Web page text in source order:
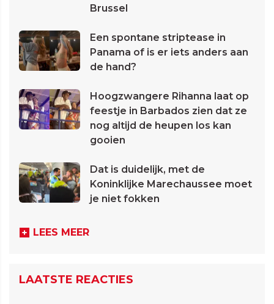
Brussel
Een spontane striptease in
Panama of is er iets anders aan
de hand?
Hoogzwangere Rihanna laat op
feestje in Barbados zien dat ze
nog altijd de heupen los kan
gooien
Dat is duidelijk, met de
Koninklijke Marechaussee moet
je niet fokken
LEES MEER
LAATSTE REACTIES